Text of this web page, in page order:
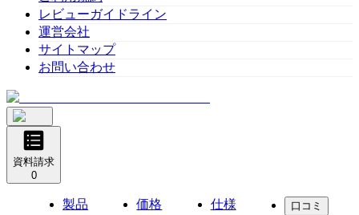
レビューガイドライン
運営会社
サイトマップ
お問い合わせ
資料請求
0
製品 価格 仕様 口コミ